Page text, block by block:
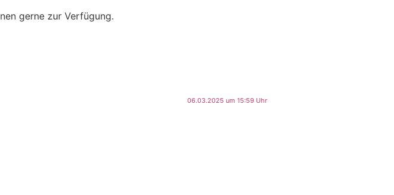
gerne zur Verfügung.
06.03.2025 um 15:59 Uhr